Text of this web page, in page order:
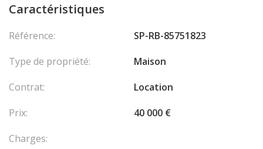
exceptionnelle.
Caractéristiques
Référence:
SP-RB-85751823
Type de propriété:
Maison
Contrat:
Location
Prix:
40 000 €
Charges: